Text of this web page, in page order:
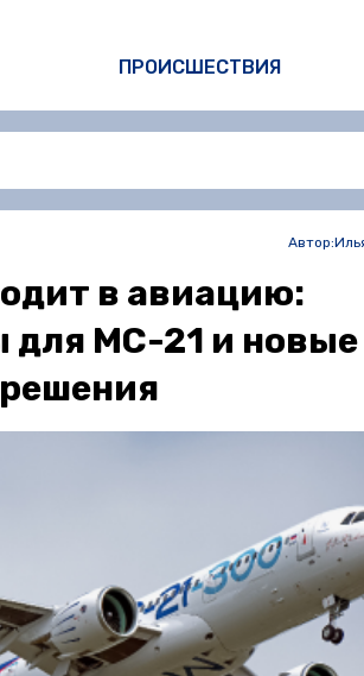
ПРОИСШЕСТВИЯ
Автор:
в авиацию:
для МС-21 и новые